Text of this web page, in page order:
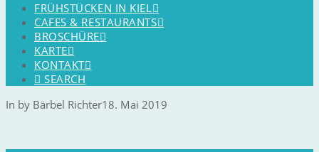
FRÜHSTÜCKEN IN KIEL
CAFES & RESTAURANTS
BROSCHÜRE
KARTE
KONTAKT
SEARCH
In by Bärbel Richter18. Mai 2019